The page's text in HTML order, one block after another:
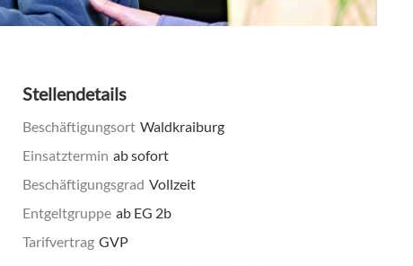
Stellendetails
Beschäftigungsort Waldkraiburg
Einsatztermin ab sofort
Beschäftigungsgrad Vollzeit
Entgeltgruppe ab EG 2b
Tarifvertrag GVP